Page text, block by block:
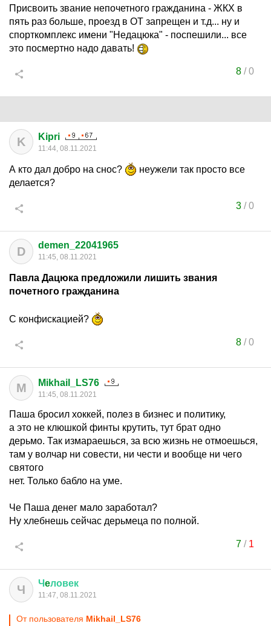
Присвоить звание непочетного гражданина - ЖКХ в
пять раз больше, проезд в ОТ запрещен и т.д... ну и
спорткомплекс имени "Недацюка" - поспешили... все
это посмертно надо давать!
8/0
K Kipri
11:44, 08.11.2021
А кто дал добро на снос?
неужели так просто все
делается?
3/0
D demen_22041965
11:45, 08.11.2021
Павла Дацюка предложили лишить звания
почетного гражданина
С конфискацией?
8/0
M Mikhail_LS76
11:45, 08.11.2021
Паша бросил хоккей, полез в бизнес и политику,
а это не клюшкой финты крутить, тут брат одно
дерьмо. Так измараешься, за всю жизнь не отмоешься,
там у волчар ни совести, ни чести и вообще ни чего
святого
нет. Только бабло на уме.
Че Паша денег мало заработал?
Ну хлебнешь сейчас дерьмеца по полной.
7/ 1
Ч Чeловек
11:47, 08.11.2021
От пользователя Mikhail_LS76